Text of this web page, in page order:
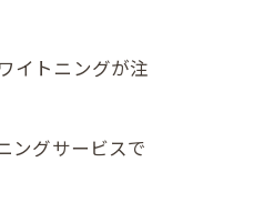
イトニングが注
ングサービスで